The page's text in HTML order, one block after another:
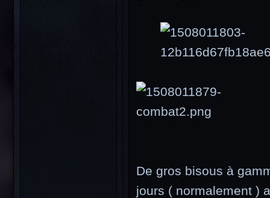
De gros bisous à
jours ( normalement )